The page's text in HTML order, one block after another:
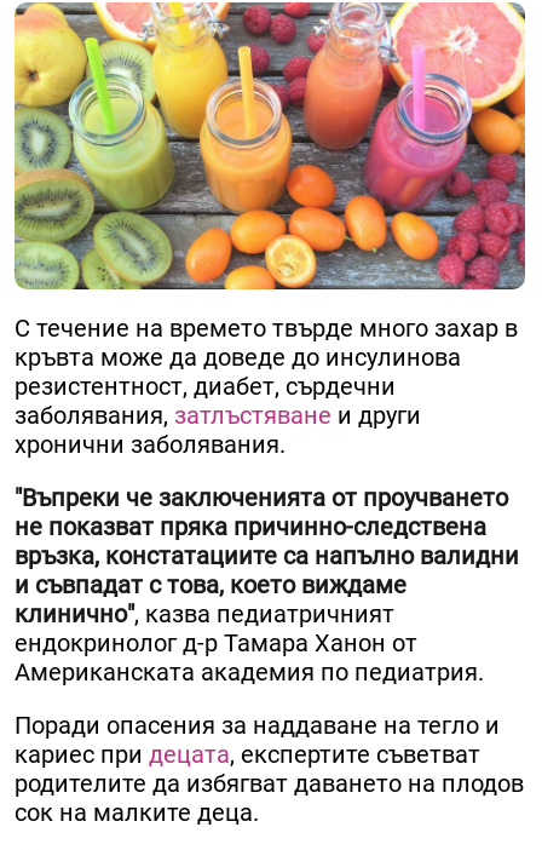
С течение на времето твърде много захар в
кръвта може да доведе до инсулинова
резистентност, диабет, сърдечни
заболявания, затлъстяване и други
хронични заболявания.
"Въпреки че заключенията от проучването
не показват пряка причинно-следствена
връзка, констатациите са напълно валидни
и съвпадат с това, което виждаме
клинично", казва педиатричният
ендокринолог д-р Тамара Ханон от
Американската академия по педиатрия.
Поради опасения за наддаване на тегло и
кариес при децата, експертите съветват
родителите да избягват даването на плодов
сок на малките деца.